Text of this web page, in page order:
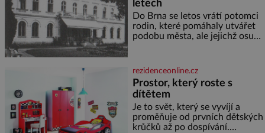
letech
Do Brna se letos vrátí potomci
rodin, které pomáhaly utvářet
podobu města, ale jejichž osudy
Placzek, Löw-Beer, Fuhrmann,
Kohn a Stiassni se stanou
jednou z hlavních
dramaturgických linií festivalu
židovské kultury ŠTETL FEST
2026. Některé návraty nejsou
jednoduché. Místa, která si
rezidenceonline.cz
Prostor, který roste s
dítětem
Je to svět, který se vyvíjí a
proměňuje od prvních dětských
krůčků až po dospívání.